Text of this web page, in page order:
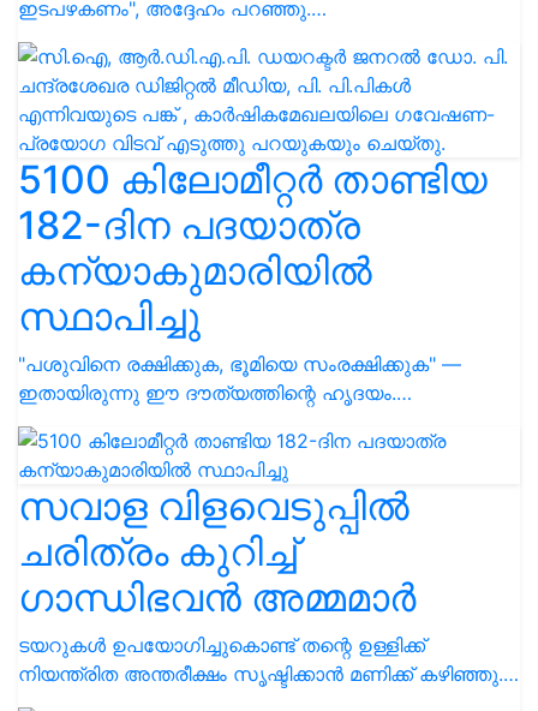
ഇടപഴകണം", അദ്ദേഹം പറഞ്ഞു.…
5100 കിലോമീറ്റർ താണ്ടിയ
182-ദിന പദയാത്ര
കന്യാകുമാരിയിൽ
സ്ഥാപിച്ചു
"പശുവിനെ രക്ഷിക്കുക, ഭൂമിയെ സംരക്ഷിക്കുക" —
ഇതായിരുന്നു ഈ ദൗത്യത്തിന്റെ ഹൃദയം.…
സവാള വിളവെടുപ്പിൽ
ചരിത്രം കുറിച്ച്
ഗാന്ധിഭവൻ അമ്മമാർ
ടയറുകൾ ഉപയോഗിച്ചുകൊണ്ട് തന്റെ ഉള്ളിക്ക്
നിയന്ത്രിത അന്തരീക്ഷം സൃഷ്ടിക്കാൻ മണിക്ക് കഴിഞ്ഞു.…